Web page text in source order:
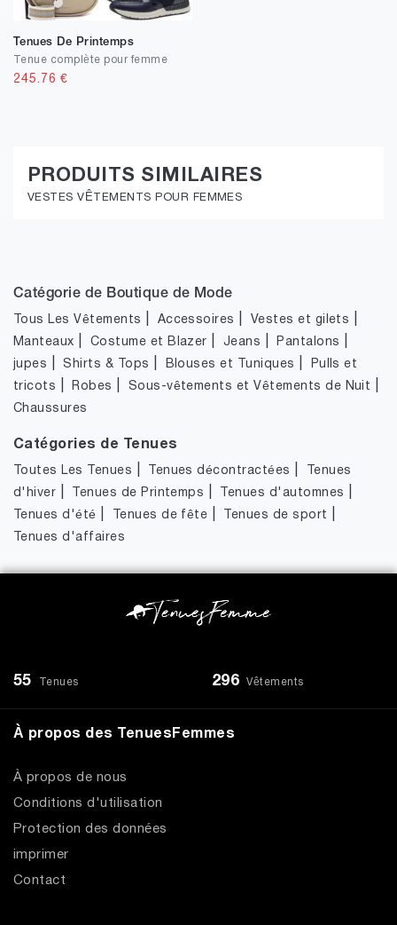
Tenues De Printemps
Tenue complète pour femme
245.76 €
PRODUITS SIMILAIRES
VESTES VÊTEMENTS POUR FEMMES
Catégorie de Boutique de Mode
Tous Les Vêtements Accessoires Vestes et gilets
Manteaux Costume et Blazer Jeans Pantalons
jupes |Shirts & Tops Blouses et Tuniques
Pulls et
tricots
Robes Sous-vêtements et Vêtements de Nuit
Chaussures
Catégories de Tenues
Toutes Les Tenues Tenues décontractées
Tenues
d'hiver
Tenues de Printemps Tenues d'automnes
Tenues d'été Tenues de fête Tenues de sport
Tenues d'affaires
55 Tenues 296 Vêtements
À propos des TenuesFemmes
À propos de nous
Conditions d'utilisation
Protection des données
imprimer
Contact